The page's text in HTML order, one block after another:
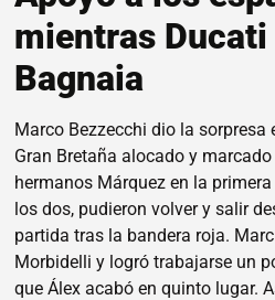
mientras
Bagnaia
Marco Bezzecchi dio la sorpresa
Gran Bretaña alocado y
hermanos Márquez en la
los dos, pudieron volver y salir
partida tras la bandera roja.
Morbidelli y logró trabajarse un
que Álex acabó en quinto lugar.